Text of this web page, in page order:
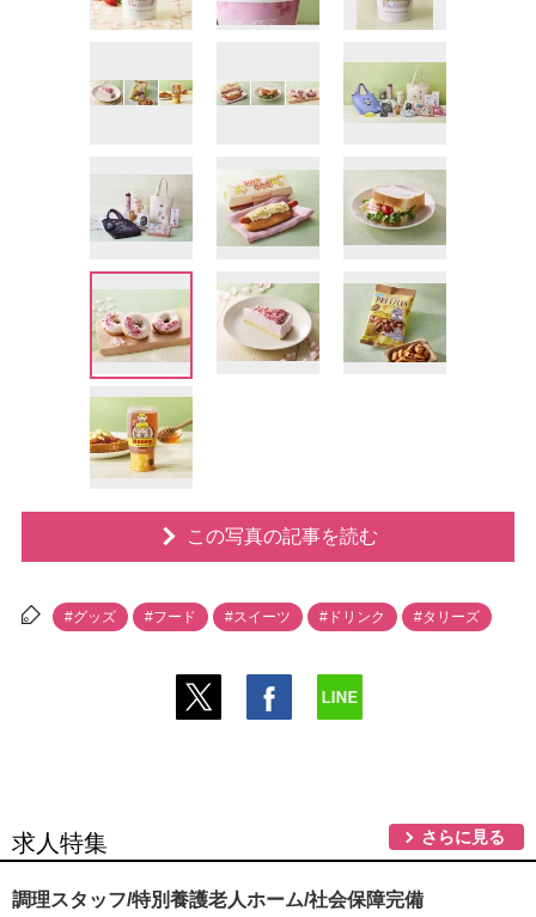
この写真の記事を読む
#グッズ #フード #スイーツ #ドリンク #タリーズ
求人特集 さらに見る
調理スタッフ/特別養護老人ホーム/社会保障完備